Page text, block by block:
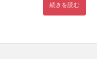
続きを読む